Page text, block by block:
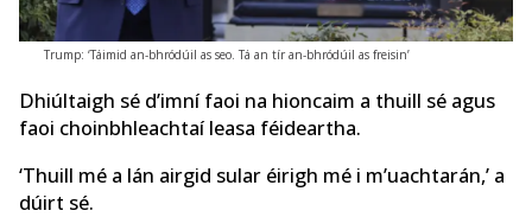
Trump: ‘Táimid an-bhródúil as seo. Tá an tír an-bhródúil as freisin’
Dhiúltaigh sé d’imní faoi na hioncaim a thuill sé agus
faoi choinbhleachtaí leasa féideartha.
‘Thuill mé a lán airgid sular éirigh mé i m’uachtarán,’ a
dúirt sé.